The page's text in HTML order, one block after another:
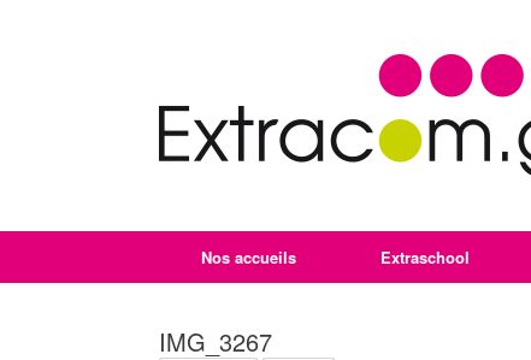
Nos accueils Extraschool
IMG_3267